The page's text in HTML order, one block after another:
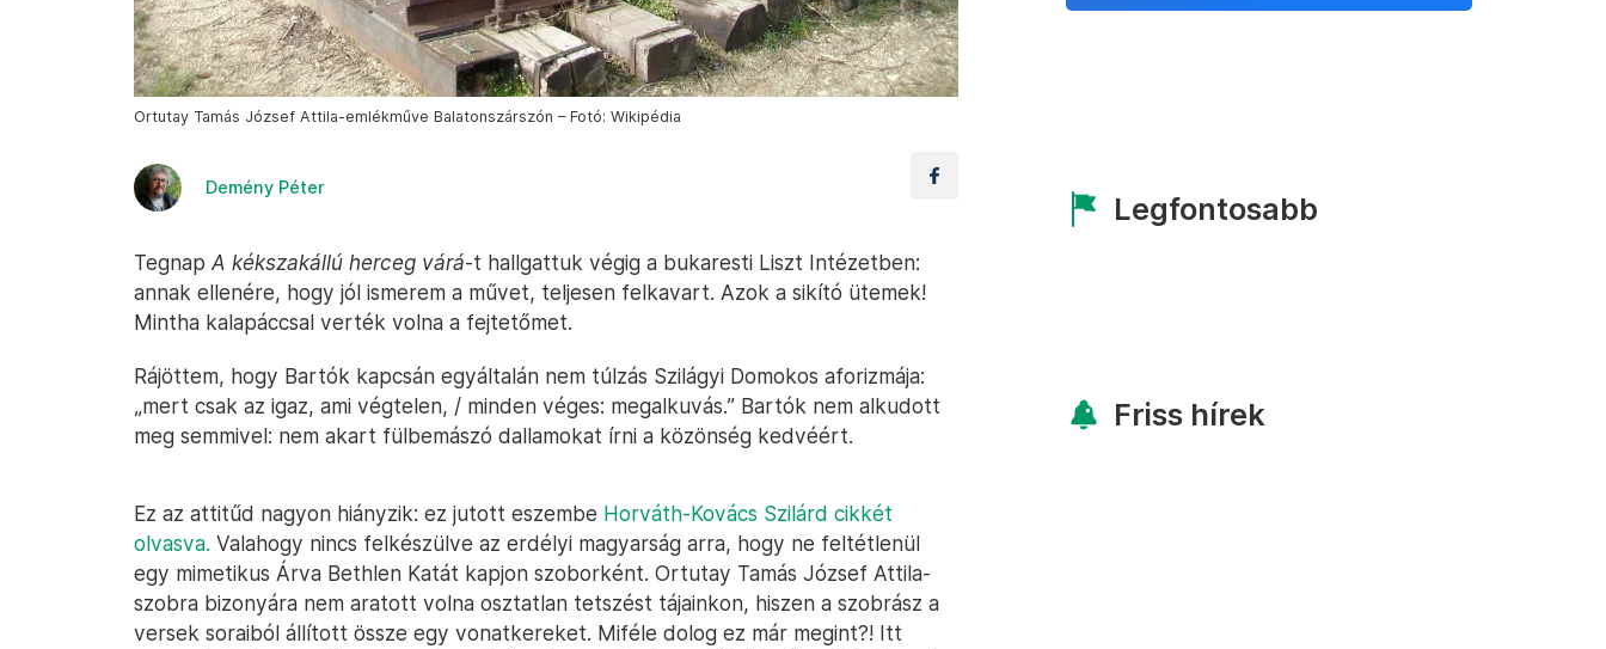
Ortutay Tamás József Attila-emlékműve Balatonszárszón – Fotó: Wikipédia
Demény Péter
Tegnap A kékszakállú herceg várá-t hallgattuk végig a bukaresti Liszt Intézetben:
annak ellenére, hogy jól ismerem a művet, teljesen felkavart. Azok a sikító ütemek!
Mintha kalapáccsal verték volna a fejtetőmet.
Rájöttem, hogy Bartók kapcsán egyáltalán nem túlzás Szilágyi Domokos aforizmája:
„mert csak az igaz, ami végtelen, / minden véges: megalkuvás.” Bartók nem alkudott
meg semmivel: nem akart fülbemászó dallamokat írni a közönség kedvéért.
Ez az attitűd nagyon hiányzik: ez jutott eszembe Horváth-Kovács Szilárd cikkét
olvasva. Valahogy nincs felkészülve az erdélyi magyarság arra, hogy ne feltétlenül
egy mimetikus Árva Bethlen Katát kapjon szoborként. Ortutay Tamás József Attila-
szobra bizonyára nem aratott volna osztatlan tetszést tájainkon, hiszen a szobrász a
versek soraiból állított össze egy vonatkereket. Miféle dolog ez már megint?! Itt
Legfontosabb
Friss hírek